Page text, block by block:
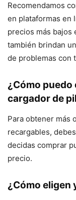
Recomendamos
en plataformas en
precios más bajos
también brindan
de problemas con
¿Cómo
cargador de
Para obtener más
recargables,
decidas comprar
precio.
¿Cómo eligen